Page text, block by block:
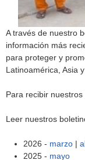
A través de nuestro
información más
para proteger y
Latinoamérica, Asia
Para recibir
Leer nuestros
2026 - marzo |
2025 - mayo